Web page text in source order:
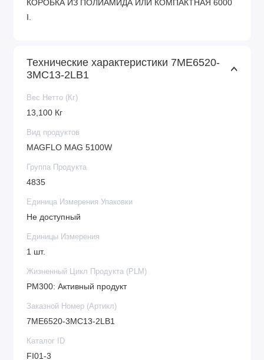
КОРОБКА ИЗ ПОЛИАМИДА ИЛИ КОМПАКТНАЯ 6000
I.
Технические характеристики 7ME6520-
3MC13-2LB1
Вес Нетто (Кг)
13,100 Кг
Вид продуктов
MAGFLO MAG 5100W
Группа Продукта
4835
Единица Измерения Упаковки
Не доступный
Единицы Измерения
1 шт.
Жизненный Цикл Продукта (PLM)
PM300: Активный продукт
Заказной Номер (Артикл)
7ME6520-3MC13-2LB1
Каталог ID
FI01-3